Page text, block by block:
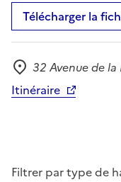
Télécharger la
Adresse
32 Avenue de
Itinéraire
Filtrer par type de